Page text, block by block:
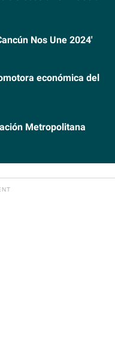
Nos Une 2024'
económica del
Metropolitana